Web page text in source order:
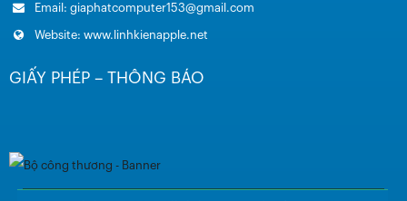
Email: giaphatcomputer153@gmail.com
Website: www.linhkienapple.net
GIẤY PHÉP – THÔNG BÁO